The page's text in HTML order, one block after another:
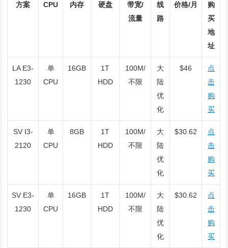
方案 CPU 内存 硬盘
带宽/
流量
线
路
价格/月
购
买
地
址
LA E3-
1230
单
CPU
16GB
1T
HDD
100M/
不限
大
陆
优
化
$46
点
击
购
买
SV I3-
2120
单
CPU
8GB
1T
HDD
100M/
不限
大
陆
优
化
$30.62
点
击
购
买
SV E3-
1230
单
CPU
16GB
1T
HDD
100M/
不限
大
陆
优
化
$30.62
点
击
购
买